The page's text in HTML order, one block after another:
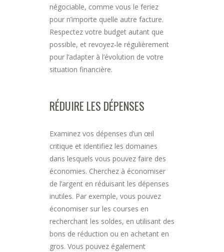
négociable, comme vous le feriez
pour n’importe quelle autre facture.
Respectez votre budget autant que
possible, et revoyez-le régulièrement
pour l’adapter à l’évolution de votre
situation financière.
RÉDUIRE LES DÉPENSES
Examinez vos dépenses d’un œil
critique et identifiez les domaines
dans lesquels vous pouvez faire des
économies. Cherchez à économiser
de l’argent en réduisant les dépenses
inutiles. Par exemple, vous pouvez
économiser sur les courses en
recherchant les soldes, en utilisant des
bons de réduction ou en achetant en
gros. Vous pouvez également